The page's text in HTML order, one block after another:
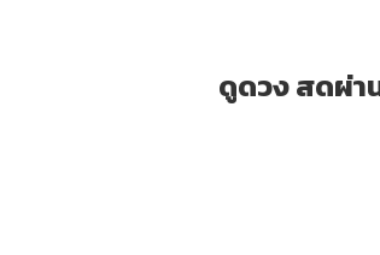
ดูดวง สดผ่า